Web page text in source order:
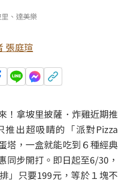
、達美樂
張庭瑄
！拿坡里披薩．炸雞近期推
推出超吸睛的「派對Pizza
塔，一盒就能吃到６種經典
同步開打。即日起至6/30，
」只要199元，等於１塊不